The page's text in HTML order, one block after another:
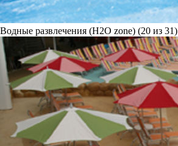
Водные развлечения (H2O zone) (20 из 31)